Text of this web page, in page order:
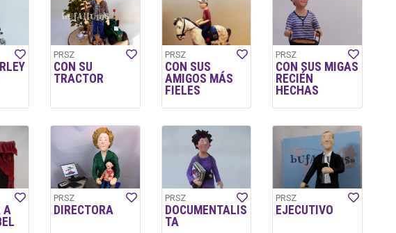
PRSZ
CON SU
TRACTOR
PRSZ
CON SUS
AMIGOS MÁS
FIELES
PRSZ
CON SUS MIGAS
RECIÉN
HECHAS
A
PRSZ
DIRECTORA
PRSZ
DOCUMENTALIS
TA
PRSZ
EJECUTIVO